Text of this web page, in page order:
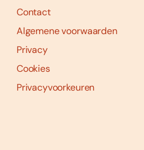
Contact
Algemene voorwaarden
Privacy
Cookies
Privacyvoorkeuren